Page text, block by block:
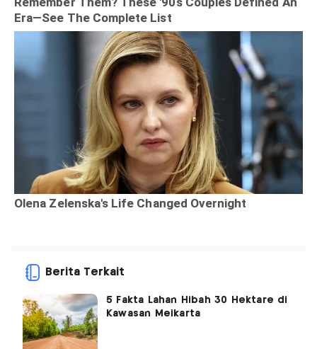
Berita Terkait
5 Fakta Lahan Hibah 30 Hektare di
Kawasan Meikarta